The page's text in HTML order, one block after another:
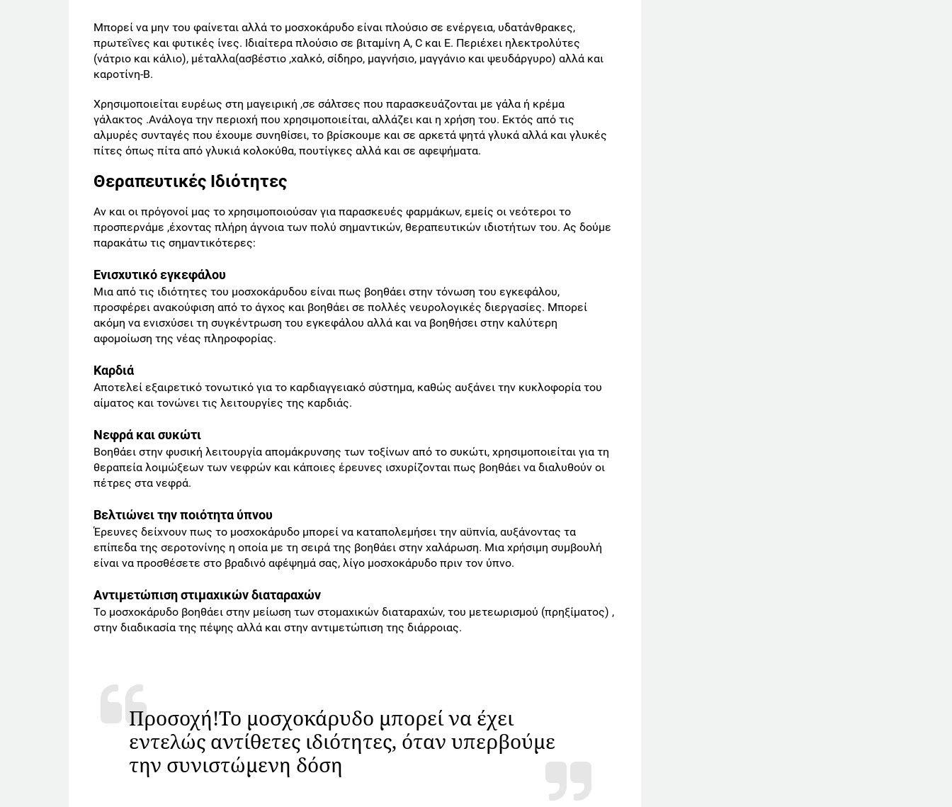
Μπορεί να μην του φαίνεται αλλά το μοσχοκάρυδο είναι πλούσιο σε ενέργεια, υδατάνθρακες,
πρωτεΐνες και φυτικές ίνες. Ιδιαίτερα πλούσιο σε βιταμίνη Α, C και Ε. Περιέχει ηλεκτρολύτες
(νάτριο και κάλιο), μέταλλα(ασβέστιο ,χαλκό, σίδηρο, μαγνήσιο, μαγγάνιο και ψευδάργυρο) αλλά και
καροτίνη-Β.
Χρησιμοποιείται ευρέως στη μαγειρική ,σε σάλτσες που παρασκευάζονται με γάλα ή κρέμα
γάλακτος .Ανάλογα την περιοχή που χρησιμοποιείται, αλλάζει και η χρήση του. Εκτός από τις
αλμυρές συνταγές που έχουμε συνηθίσει, το βρίσκουμε και σε αρκετά ψητά γλυκά αλλά και γλυκές
πίτες όπως πίτα από γλυκιά κολοκύθα, πουτίγκες αλλά και σε αφεψήματα.
Θεραπευτικές Ιδιότητες
Αν και οι πρόγονοί μας το χρησιμοποιούσαν για παρασκευές φαρμάκων, εμείς οι νεότεροι το
προσπερνάμε ,έχοντας πλήρη άγνοια των πολύ σημαντικών, θεραπευτικών ιδιοτήτων του. Ας δούμε
παρακάτω τις σημαντικότερες:
Ενισχυτικό εγκεφάλου
Μια από τις ιδιότητες του μοσχοκάρυδου είναι πως βοηθάει στην τόνωση του εγκεφάλου,
προσφέρει ανακούφιση από το άγχος και βοηθάει σε πολλές νευρολογικές διεργασίες. Μπορεί
ακόμη να ενισχύσει τη συγκέντρωση του εγκεφάλου αλλά και να βοηθήσει στην καλύτερη
αφομοίωση της νέας πληροφορίας.
Καρδιά
Αποτελεί εξαιρετικό τονωτικό για το καρδιαγγειακό σύστημα, καθώς αυξάνει την κυκλοφορία του
αίματος και τονώνει τις λειτουργίες της καρδιάς.
Νεφρά και συκώτι
Βοηθάει στην φυσική λειτουργία απομάκρυνσης των τοξίνων από το συκώτι, χρησιμοποιείται για τη
θεραπεία λοιμώξεων των νεφρών και κάποιες έρευνες ισχυρίζονται πως βοηθάει να διαλυθούν οι
πέτρες στα νεφρά.
Βελτιώνει την ποιότητα ύπνου
Έρευνες δείχνουν πως το μοσχοκάρυδο μπορεί να καταπολεμήσει την αϋπνία, αυξάνοντας τα
επίπεδα της σεροτονίνης η οποία με τη σειρά της βοηθάει στην χαλάρωση. Μια χρήσιμη συμβουλή
είναι να προσθέσετε στο βραδινό αφέψημά σας, λίγο μοσχοκάρυδο πριν τον ύπνο.
Αντιμετώπιση στιμαχικών διαταραχών
Το μοσχοκάρυδο βοηθάει στην μείωση των στομαχικών διαταραχών, του μετεωρισμού (πρηξίματος) ,
στην διαδικασία της πέψης αλλά και στην αντιμετώπιση της διάρροιας.
Προσοχή!Το μοσχοκάρυδο μπορεί να έχει
εντελώς αντίθετες ιδιότητες, όταν υπερβούμε
την συνιστώμενη δόση